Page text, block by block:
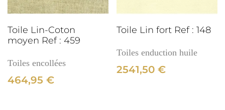
Toile Lin-Coton
moyen Ref : 459
Toiles encollées
464,95 €
3cm
Toile Lin fort Ref : 148
Toiles enduction huile
2541,50€